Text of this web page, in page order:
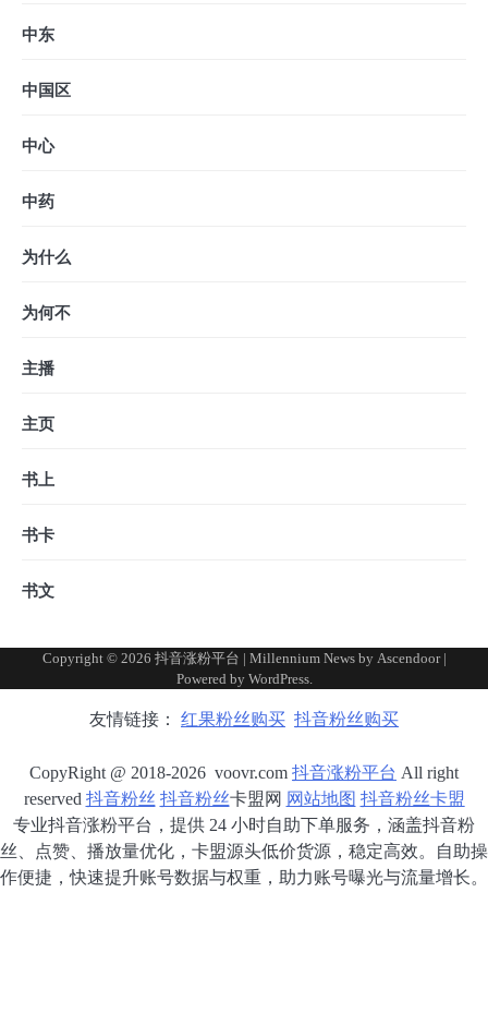
中东
中国区
中心
中药
为什么
为何不
主播
主页
书上
书卡
书文
Copyright © 2026 抖音涨粉平台 | Millennium News by Ascendoor|
Powered by WordPress.
友情链接： 红果粉丝购买 抖音粉丝购买
CopyRight @ 2018-2026 voovr.com 抖音涨粉平台 All right
reserved 抖音粉丝 抖音粉丝卡盟网 网站地图 抖音粉丝卡盟
专业抖音涨粉平台，提供 24 小时自助下单服务，涵盖抖音粉
丝、点赞、播放量优化，卡盟源头低价货源，稳定高效。自助操
作便捷，快速提升账号数据与权重，助力账号曝光与流量增长。